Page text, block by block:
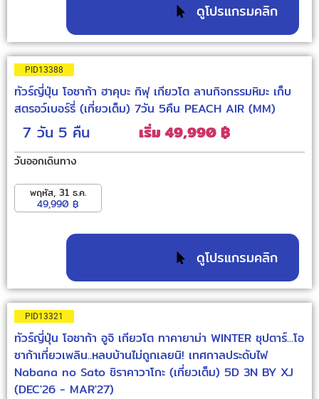
ดูโปรแกรมคลิก
PID13388
ทัวร์ญี่ปุ่น โอซาก้า ฮาคุบะ กิฟุ เกียวโต ลานกิจกรรมหิมะ เก็บ
สตรอว์เบอร์รี่ (เที่ยวเต็ม) 7วัน 5คืน PEACH AIR (MM)
7 วัน 5 คืน เริ่ม 49,990 ฿
วันออกเดินทาง
พฤหัส, 31 ธ.ค.
49,990 ฿
ดูโปรแกรมคลิก
PID13321
ทัวร์ญี่ปุ่น โอซาก้า อูจิ เกียวโต ทาคายาม่า WINTER ซุปตาร์...โอ
ซาก้าเที่ยวเพลิน..หลบบ้านไม่ถูกเลยนิ! เทศกาลประดับไฟ
Nabana no Sato ชิราคาวาโกะ (เที่ยวเต็ม) 5D 3N BY XJ
(DEC'26 - MAR'27)